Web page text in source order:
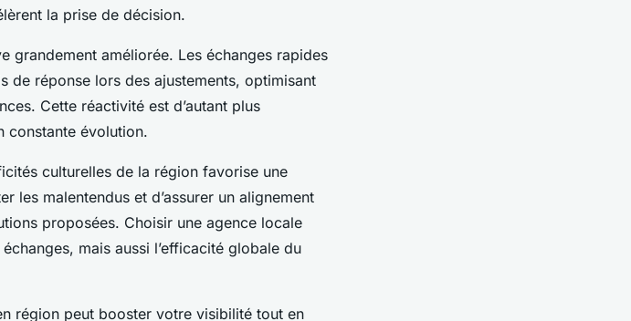
la prise de décision.
grandement améliorée. Les échanges rapides
de réponse lors des ajustements, optimisant
Cette réactivité est d’autant plus
constante évolution.
culturelles de la région favorise une
les malentendus et d’assurer un alignement
proposées. Choisir une agence locale
mais aussi l’efficacité globale du
région peut booster votre visibilité tout en